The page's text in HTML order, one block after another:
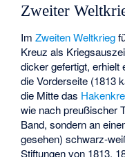
Zweiter
ImZweiten Weltkrieg
Kreuz als
dicker gefertigt, erhielt
die Vorderseite (1813
die Mitte das
wie nach preußischer
Band, sondern an
gesehen) schwarz-
Stiftungen von 1813,